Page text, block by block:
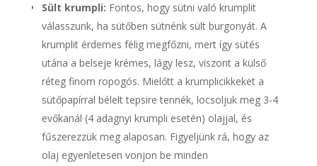
Sült krumpli: Fontos, hogy sütni való krumplit
válasszunk, ha sütőben sütnénk sült burgonyát. A
krumplit érdemes félig megfőzni, mert így sütés
utána a belseje krémes, lágy lesz, viszont a külső
réteg finom ropogós. Mielőtt a krumplicikkeket a
sütőpapírral bélelt tepsire tennék, locsoljuk meg 3-4
evőkanál (4 adagnyi krumpli esetén) olajjal, és
fűszerezzük meg alaposan. Figyeljünk rá, hogy az
olaj egyenletesen vonjon be minden